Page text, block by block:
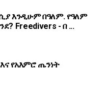
እንዲሁም በዓለም. የዓለም
Freedivers - በ ...
የአእምሮ ጤንነት